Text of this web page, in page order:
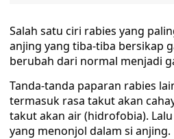
Salah satu ciri rabies yang
anjing yang tiba-tiba bersikap
berubah dari normal menjadi
Tanda-tanda paparan rabies
termasuk rasa takut akan
takut akan air (hidrofobia).
yang menonjol dalam si anjing.